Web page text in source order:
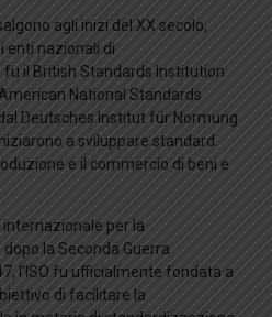
agli inizi del XX secolo,
enti nazionali di
il British Standards Institution
National Standards
Deutsches Institut für Normung
a sviluppare standard
e il commercio di beni e
internazionale per la
la Seconda Guerra
l’ISO fu ufficialmente fondata a
di facilitare la